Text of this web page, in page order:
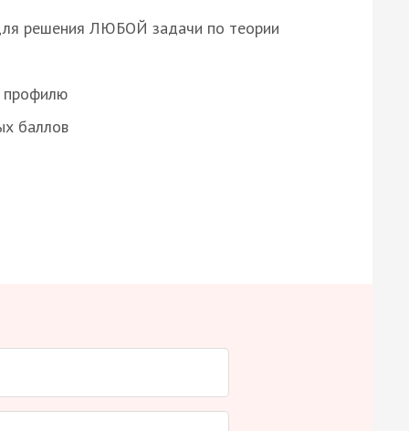
решения ЛЮБОЙ задачи по теории
профилю
баллов